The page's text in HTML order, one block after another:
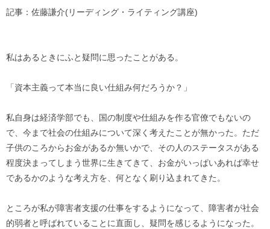
記事：佐藤謙介(リーディング・ライティング講座)
私はあるときにふと疑問に思ったことがある。
「資本主義って本当に良い仕組み何だろうか？」
私自身は経済学部でも、国の制度や仕組みを作る官僚でもないの
で、今まで社会の仕組みについて深く考えたことが無かった。ただ
子供のころからお金があるか無いかで、その人のステータスがある
程度決まってしまう世界に生きてきて、お金がいっぱいあれば幸せ
であるかのような考え方を、何となく刷り込まれてきた。
ところが私が障害者支援の仕事をするようになって、障害者が社会
的弱者と呼ばれていることに直面し、疑問を感じるようになった。